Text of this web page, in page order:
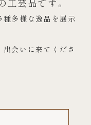
芸品です。
多様な逸品を展示
会いに来てくださ